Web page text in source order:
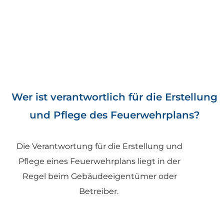
Wer ist verantwortlich für die Erstellung
und Pflege des Feuerwehrplans?
Die Verantwortung für die Erstellung und
Pflege eines Feuerwehrplans liegt in der
Regel beim Gebäudeeigentümer oder
Betreiber.